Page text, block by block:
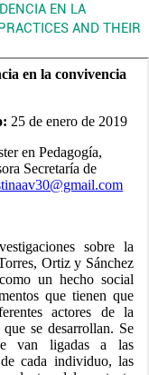
EN LA
AND THEIR